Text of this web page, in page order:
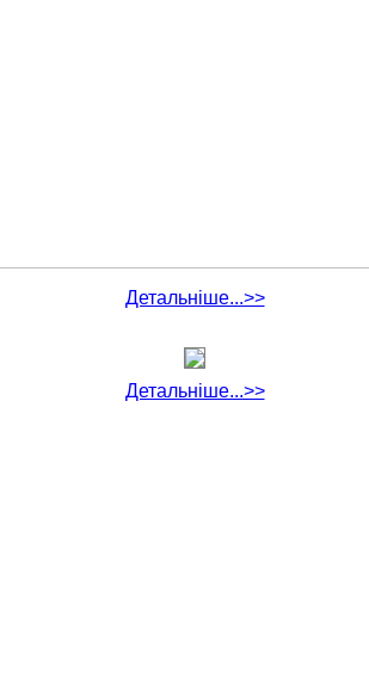
Детальніше...>>
Детальніше...>>